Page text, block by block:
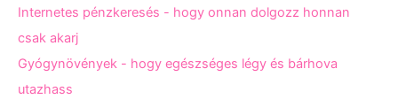
Internetes pénzkeresés - hogy onnan dolgozz honnan
csak akarj
Gyógynövények - hogy egészséges légy és bárhova
utazhass